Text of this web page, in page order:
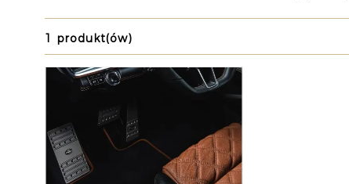
1 produkt(ów)